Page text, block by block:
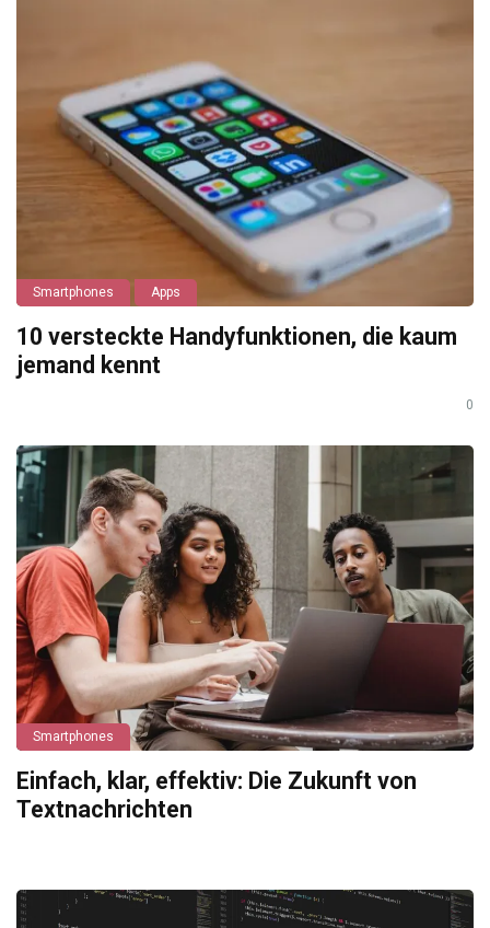
Smartphones Apps
10 versteckte Handyfunktionen, die kaum
jemand kennt
0
Smartphones
Einfach, klar, effektiv: Die Zukunft von
Textnachrichten